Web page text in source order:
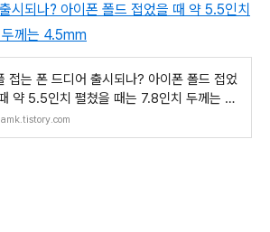
시되나? 아이폰 폴드 접었을 때 약 5.5인치
께는 4.5mm
접는 폰 드디어 출시되나? 아이폰 폴드 접었
약 5.5인치 펼쳤을 때는 7.8인치 두께는 4.